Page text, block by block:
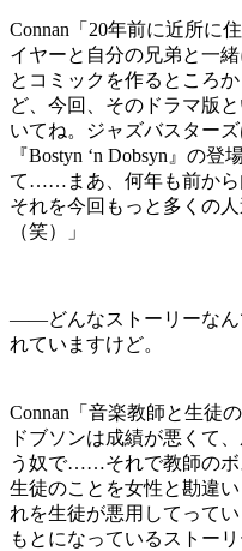
Connan「20年前に近所に
イヤーと自分の兄弟と一緒
とコミックを作るところ
ど、今回、そのドラマ版
いてね。ジャズバスター
『Bostyn ‘n Dobsyn』の
て……まあ、何年も前から
それを今回もっと多くの
（笑）」
――どんなストーリーなん
れていますけど。
Connan「音楽教師と生徒
ドブソンは成績が悪くて
う奴で……それで教師のボ
生徒のことを女性と勘違
れを生徒が悪用してってい
もとになっているストー